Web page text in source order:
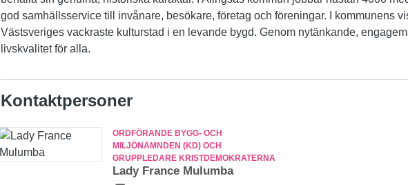
god samhällsservice till invånare, besökare, företag och föreningar. I kommunens
Västsveriges vackraste kulturstad i en levande bygd. Genom nytänkande,
livskvalitet för alla.
Kontaktpersoner
ORDFÖRANDE BYGG- OCH
MILJÖNÄMNDEN (KD) OCH
GRUPPLEDARE KRISTDEMOKRATERNA
Lady France Mulumba